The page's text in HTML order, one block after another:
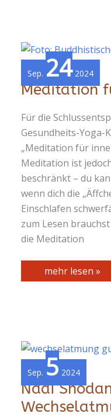
Meditation
Für die
Gesundheits-Yoga-
„Meditation für
Meditation ist
beschränkt – du
wenn dich die
Einschlafen
zum Lesen
die Meditation
Meditation
für
mehr lesen »
Sep. 24 2024
Nadi
Sep. 5 2024